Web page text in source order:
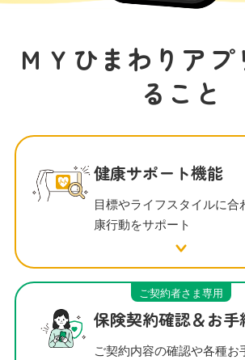
ＭＹひまわりアプ
ること
健康サポート機能
目標やライフスタイルに合
康行動をサポート
ご契約者さま専用
保険契約確認＆お手
ご契約内容の確認や各種お